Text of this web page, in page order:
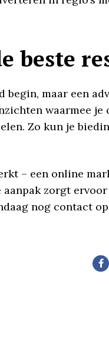
beste
maar een
waarmee je
Zo kun je
– een online
zorgt ervoor
nog contact